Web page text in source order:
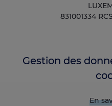
831001334
Gestion des
En